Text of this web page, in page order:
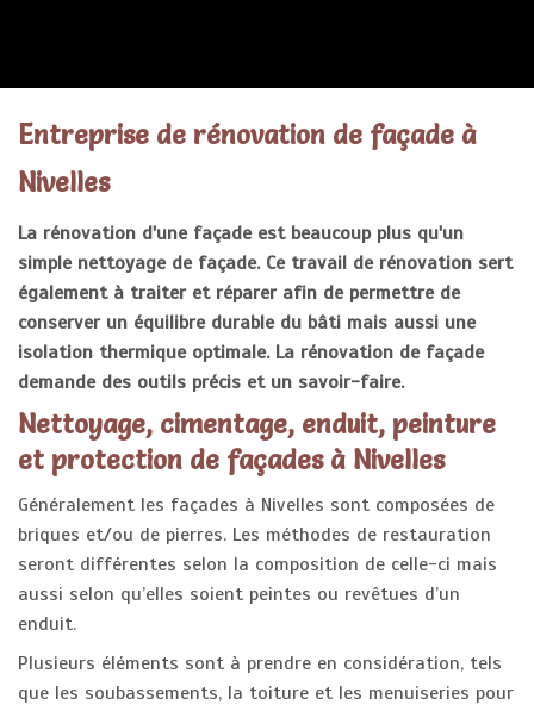
Entreprise de rénovation de façade à
Nivelles
La rénovation d'une façade est beaucoup plus qu'un
simple nettoyage de façade. Ce travail de rénovation sert
également à traiter et réparer afin de permettre de
conserver un équilibre durable du bâti mais aussi une
isolation thermique optimale. La rénovation de façade
demande des outils précis et un savoir-faire.
Nettoyage, cimentage, enduit, peinture
et protection de façades à Nivelles
Généralement les façades à Nivelles sont composées de
briques et/ou de pierres. Les méthodes de restauration
seront différentes selon la composition de celle-ci mais
aussi selon qu’elles soient peintes ou revêtues d’un
enduit.
Plusieurs éléments sont à prendre en considération, tels
que les soubassements, la toiture et les menuiseries pour